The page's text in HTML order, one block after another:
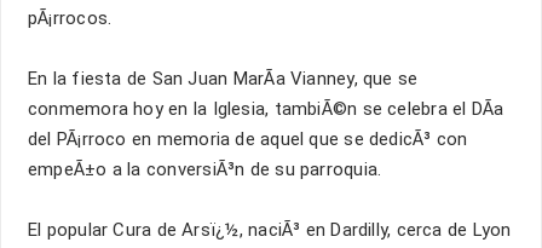
pÃ¡rrocos.
En la fiesta de San Juan MarÃ­a Vianney, que se
conmemora hoy en la Iglesia, tambiÃ©n se celebra el DÃ­a
del PÃ¡rroco en memoria de aquel que se dedicÃ³ con
empeÃ±o a la conversiÃ³n de su parroquia.
El popular Cura de Arsï¿½, naciÃ³ en Dardilly, cerca de Lyon